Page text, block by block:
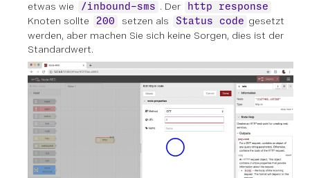
etwas wie
/inbound-sms . Der http response
Knoten sollte 200 setzen als Status code gesetzt
werden, aber machen Sie sich keine Sorgen, dies ist der
Standardwert.